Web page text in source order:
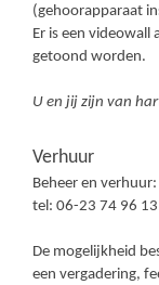
(gehoorapparaat
Er is een videowall
getoond worden.
U en jij zijn van
Verhuur
Beheer en verhuur:
tel: 06-23 74 96
De mogelijkheid
een vergadering,